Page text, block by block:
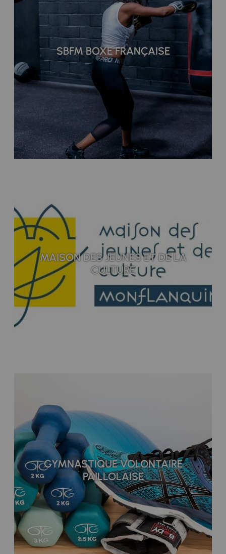
SBFM BOXE FRANÇAISE
MAISON DES JEUNES ET DE LA
CULTURE
GYMNASTIQUE VOLONTAIRE
PAILLOLAISE